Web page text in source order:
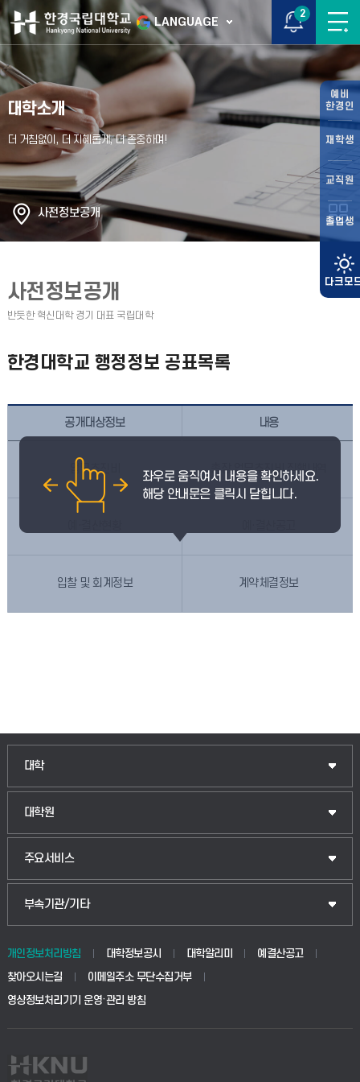
LANGUAGE
2
예비
한경인
재학생
교직원
졸업생
대학소개
사전정보공개
사전정보공개
한경대학교 행정정보 공표목록
공개대상정보 내용
업무추진비 총장 업무추진비 집행내역
입찰 및 회계정보 계약체결정보
대학
대학원
주요서비스
부속기관/기타
개인정보처리방침 대학정보공시 대학알리미
예결산공고
찾아오시는길
이메일주소 무단수집거부
영상정보처리기기 운영·관리 방침